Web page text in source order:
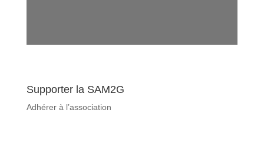
Supporter la SAM2G
Adhérer à l’association